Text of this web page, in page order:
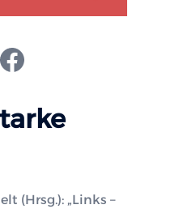
Facebook
(Hrsg.): „Links –